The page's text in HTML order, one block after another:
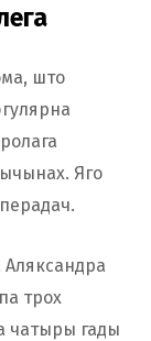
што
Яго
трох
чатыры гады